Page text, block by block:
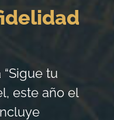
tu
este año el